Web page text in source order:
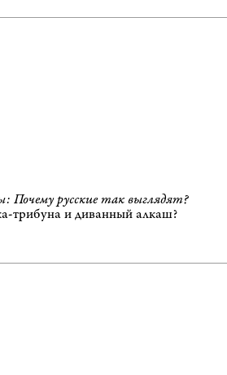
Почему русские так выглядят?
трибуна и диванный алкаш?